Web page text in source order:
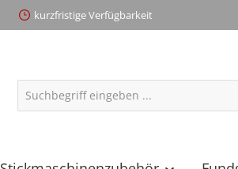
kurzfristige Verfügbarkeit